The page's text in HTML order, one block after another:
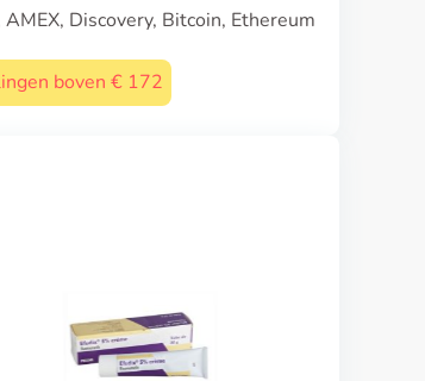
Discovery, Bitcoin, Ethereum
boven € 172